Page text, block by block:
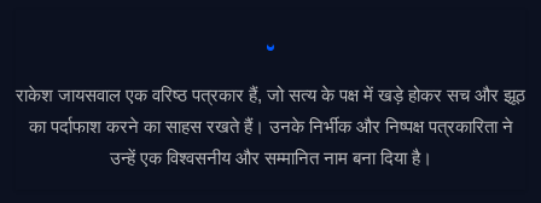
राकेश जायसवाल एक वरिष्ठ पत्रकार हैं, जो सत्य के पक्ष में खड़े होकर सच और झूठ
का पर्दाफाश करने का साहस रखते हैं। उनके निर्भीक और निष्पक्ष पत्रकारिता ने
उन्हें एक विश्वसनीय और सम्मानित नाम बना दिया है।